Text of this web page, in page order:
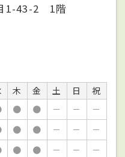
1-43-2 1階
木 金 土 日
祝
● ● － －
－
● ● － －
－
● ● － －
－